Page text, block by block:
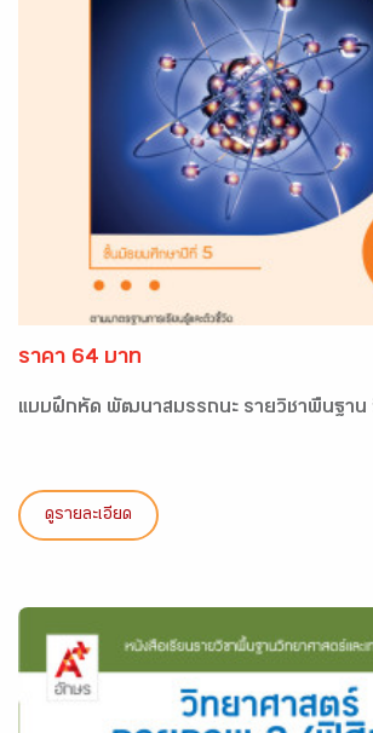
ราคา 64 บาท
แบบฝึกหัด พัฒนาสมรรถนะ รายวิชาพื้นฐาน
ดูรายละเอียด